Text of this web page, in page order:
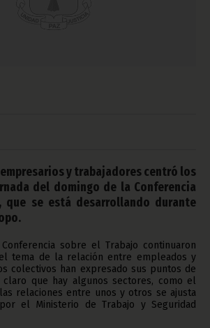
y trabajadores centró los
del domingo de la Conferencia
que se está desarrollando durante
sobre el Trabajo continuaron
tema de la relación entre empleados y
colectivos han expresado sus puntos de
claro que hay algunos sectores, como el
relaciones entre unos y otros se ajusta
el Ministerio de Trabajo y Seguridad